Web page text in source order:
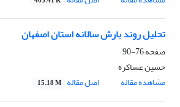
تحلیل روند بارش سالانه استان اصفهان
صفحه76-90
حسین عساکره
مشاهده مقاله
اصل مقاله 15.18 M